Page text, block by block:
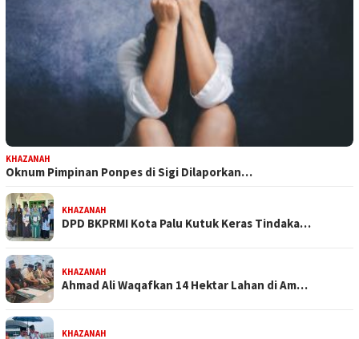
KHAZANAH
Oknum Pimpinan Ponpes di Sigi Dilaporkan…
KHAZANAH
DPD BKPRMI Kota Palu Kutuk Keras Tindaka…
KHAZANAH
Ahmad Ali Waqafkan 14 Hektar Lahan di Am…
KHAZANAH